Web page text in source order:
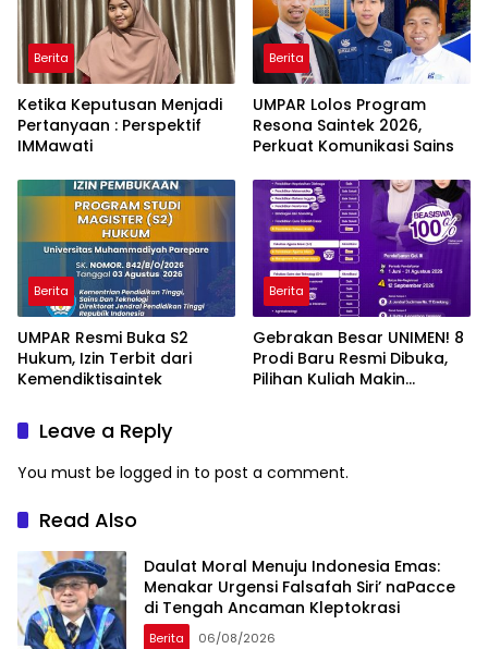
Berita
Ketika Keputusan Menjadi
Pertanyaan : Perspektif
IMMawati
Berita
UMPAR Lolos Program
Resona Saintek 2026,
Perkuat Komunikasi Sains
Berita
UMPAR Resmi Buka S2
Hukum, Izin Terbit dari
Kemendiktisaintek
Berita
Gebrakan Besar UNIMEN! 8
Prodi Baru Resmi Dibuka,
Pilihan Kuliah Makin
Leave a Reply
You must be logged in to post a comment.
Read Also
Daulat Moral Menuju Indonesia Emas:
Menakar Urgensi Falsafah Siri’ naPacce
di Tengah Ancaman Kleptokrasi
Berita 06/08/2026